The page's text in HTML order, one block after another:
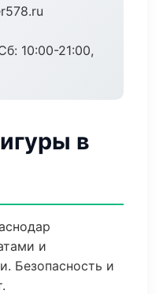
10:00-21:00,
в
и
Безопасность и